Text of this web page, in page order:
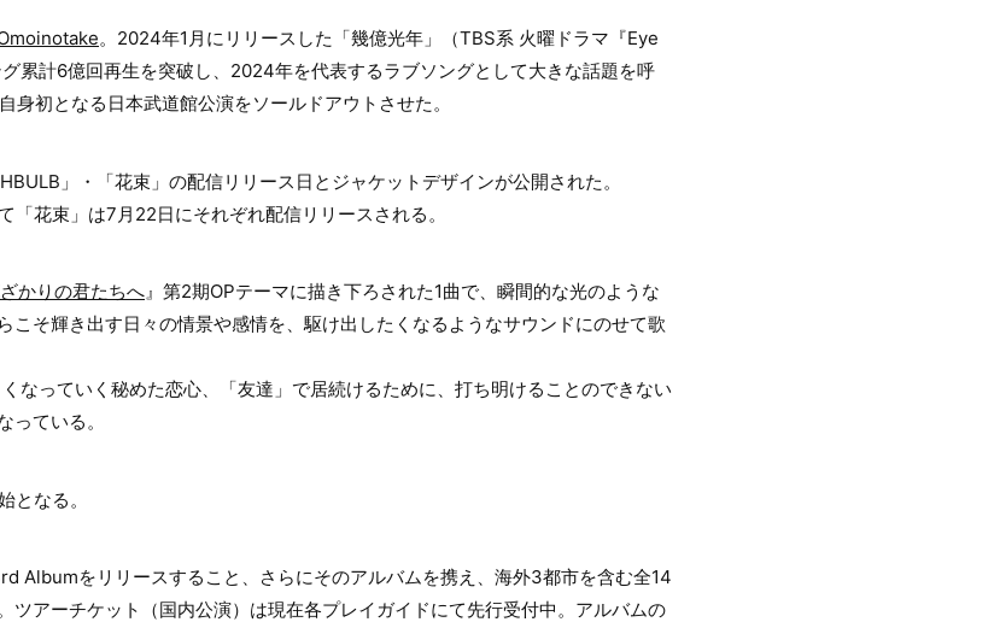
。2024年1月にリリースした「幾億光年」（TBS系 火曜ドラマ『Eye
累計6億回再生を突破し、2024年を代表するラブソングとして大きな話題を呼
初となる日本武道館公演をソールドアウトさせた。
」・「花束」の配信リリース日とジャケットデザインが公開された。
「花束」は7月22日にそれぞれ配信リリースされる。
かりの君たちへ』第2期OPテーマに描き下ろされた1曲で、瞬間的な光のような
こそ輝き出す日々の情景や感情を、駆け出したくなるようなサウンドにのせて歌
なっていく秘めた恋心、「友達」で居続けるために、打ち明けることのできない
っている。
となる。
Albumをリリースすること、さらにそのアルバムを携え、海外3都市を含む全14
ツアーチケット（国内公演）は現在各プレイガイドにて先行受付中。アルバムの